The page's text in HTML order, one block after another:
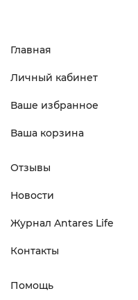
Главная
Личный кабинет
Ваше избранное
Ваша корзина
Отзывы
Новости
Журнал Antares Life
Контакты
Помощь